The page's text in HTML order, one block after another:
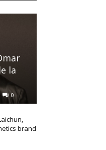
la
0
brand